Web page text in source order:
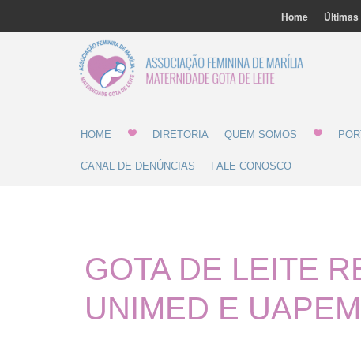
Home
HOME DIRETORIA QUEM SOMOS
CANAL DE DENÚNCIAS FALE CONOSCO
GOTA DE LEITE
UNIMED E UAPEM